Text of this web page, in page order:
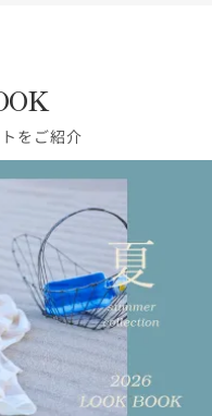
をご紹介